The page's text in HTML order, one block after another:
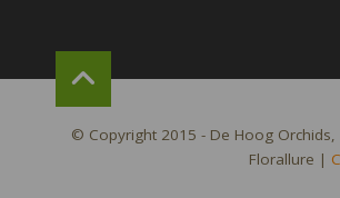
© Copyright 2015 - De Hoog
Florallure |